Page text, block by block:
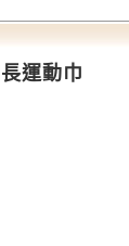
運動巾